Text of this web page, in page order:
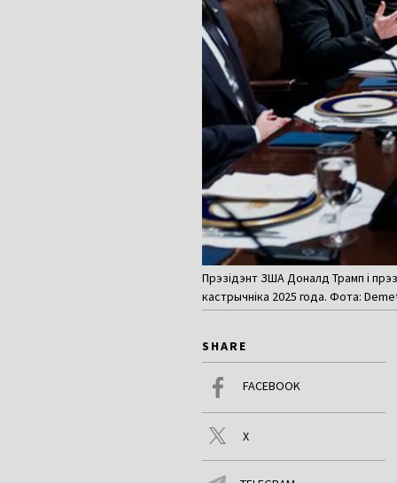
Прэзідэнт ЗША Доналд Трамп і
кастрычніка 2025 года. Фота:
SHARE
FACEBOOK
X